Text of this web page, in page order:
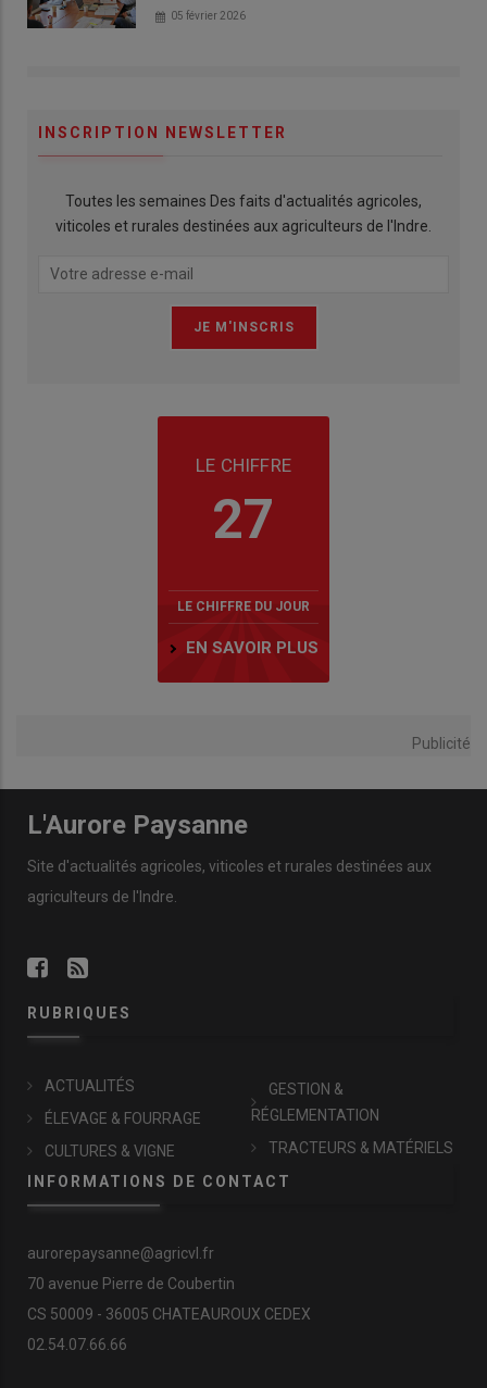
05 février 2026
INSCRIPTION NEWSLETTER
Toutes les semaines Des faits d'actualités agricoles,
viticoles et rurales destinées aux agriculteurs de l'Indre.
LE CHIFFRE
27
LE CHIFFRE DU JOUR
EN SAVOIR PLUS
Publicité
L'Aurore Paysanne
Site d'actualités agricoles, viticoles et rurales destinées aux
agriculteurs de l'Indre.
RUBRIQUES
ACTUALITÉS
ÉLEVAGE & FOURRAGE
CULTURES & VIGNE
GESTION &
RÉGLEMENTATION
TRACTEURS & MATÉRIELS
INFORMATIONS DE CONTACT
aurorepaysanne@agricvl.fr
70 avenue Pierre de Coubertin
CS 50009 - 36005 CHATEAUROUX CEDEX
02.54.07.66.66